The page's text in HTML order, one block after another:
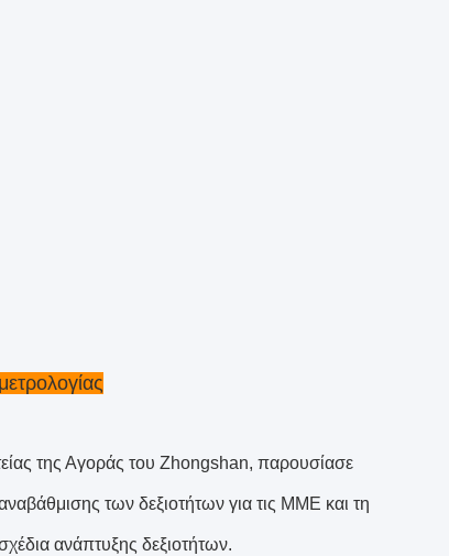
της Αγοράς του Zhongshan, παρουσίασε
των δεξιοτήτων για τις ΜΜΕ και τη
ανάπτυξης δεξιοτήτων.